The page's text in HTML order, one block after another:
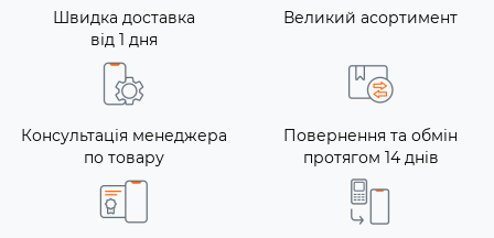
Швидка доставка
від 1 дня
Великий асортимент
Консультація менеджера
по товару
Повернення та обмін
протягом 14 днів